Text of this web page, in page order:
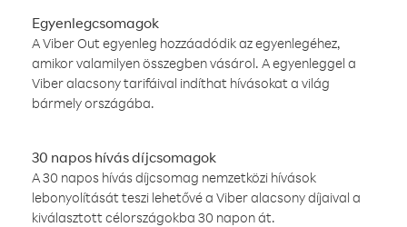
Egyenlegcsomagok
A Viber Out egyenleg hozzáadódik az egyenlegéhez,
amikor valamilyen összegben vásárol. A egyenleggel a
Viber alacsony tarifáival indíthat hívásokat a világ
bármely országába.
30 napos hívás díjcsomagok
A 30 napos hívás díjcsomag nemzetközi hívások
lebonyolítását teszi lehetővé a Viber alacsony díjaival a
kiválasztott célországokba 30 napon át.